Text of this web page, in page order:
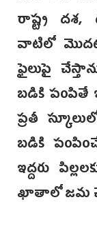
రాష్ట్ర దశ,
వాటిలో మొదటి
ఫైలుపై
బడికి పంపితే
ప్రతీ
బడికి
ఇద్దరు
ఖాతాలో జమ